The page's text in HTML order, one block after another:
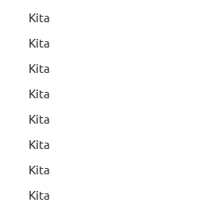
Kita
Kita
Kita
Kita
Kita
Kita
Kita
Kita